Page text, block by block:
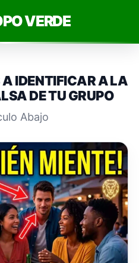
VERDE
IDENTIFICAR A LA
DE TU GRUPO
Abajo